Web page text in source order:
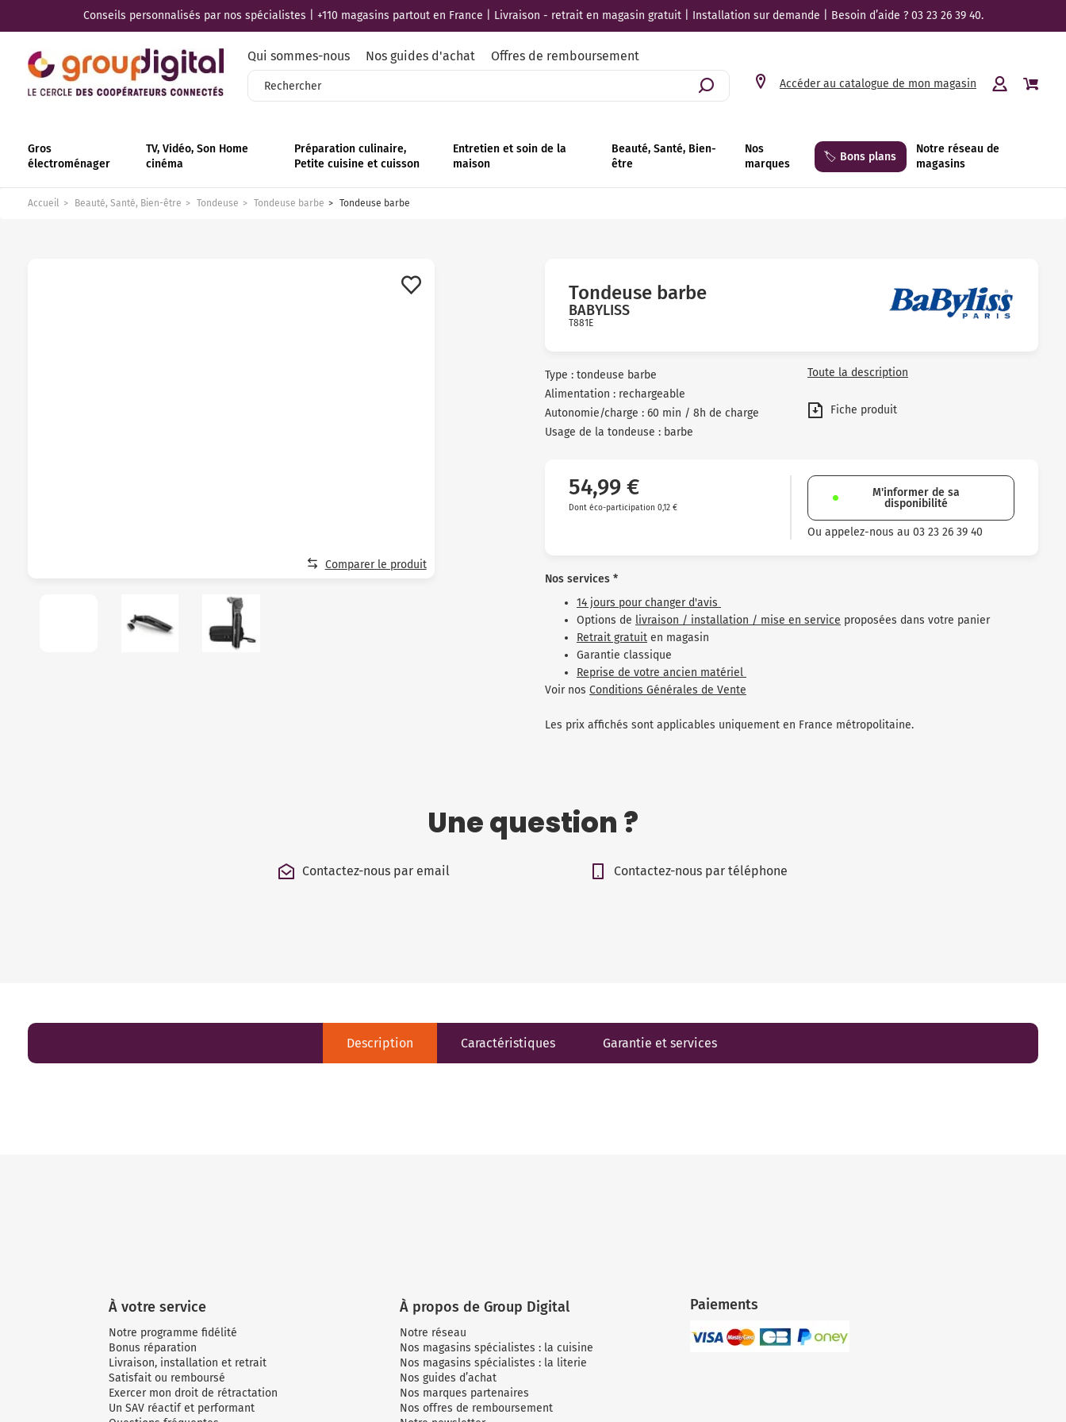
Conseils personnalisés par nos spécialistes | +110 magasins partout en France | Livraison - retrait en magasin gratuit | Installation sur demande | Besoin d’aide ? 03 23 26 39 40.
Qui sommes-nous Nos guides d'achat Offres de remboursement
Accéder au catalogue de mon magasin
Gros
électroménager
TV, Vidéo, Son Home
cinéma
Préparation culinaire,
Petite cuisine et cuisson
Entretien et soin de la
maison
Beauté, Santé, Bien-
être
Nos
marques
🏷️ Bons plans
Notre réseau de
magasins
Accueil Beauté, Santé, Bien-être Tondeuse Tondeuse barbe Tondeuse barbe
Comparer le produit
Tondeuse barbe
BABYLISS
T881E
Type : tondeuse barbe
Alimentation : rechargeable
Autonomie/charge : 60 min / 8h de charge
Usage de la tondeuse : barbe
Toute la description
Fiche produit
54,99 €
Dont éco-participation 0,12 €
M'informer de sa
disponibilité
Ou appelez-nous au 03 23 26 39 40
Nos services *
14 jours pour changer d'avis
Options de livraison / installation / mise en service proposées dans votre panier
Retrait gratuit en magasin
Garantie classique
Reprise de votre ancien matériel
Voir nos Conditions Générales de Vente
Les prix affichés sont applicables uniquement en France métropolitaine.
Une question ?
Contactez-nous par email Contactez-nous par téléphone
Description Caractéristiques Garantie et services
À votre service
Notre programme fidélité
Bonus réparation
Livraison, installation et retrait
Satisfait ou remboursé
Exercer mon droit de rétractation
Un SAV réactif et performant
À propos de Group Digital
Notre réseau
Nos magasins spécialistes : la cuisine
Nos magasins spécialistes : la literie
Nos guides d’achat
Nos marques partenaires
Nos offres de remboursement
Paiements